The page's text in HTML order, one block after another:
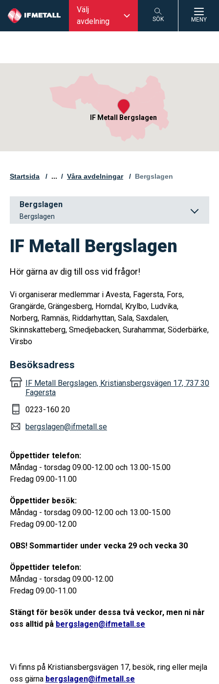
Välj
avdelning
SÖK MENY
IF Metall Bergslagen
Startsida ... Våra avdelningar Aktuell sida:
Bergslagen
Bergslagen
Bergslagen
IF Metall Bergslagen
Hör gärna av dig till oss vid frågor!
Vi organiserar medlemmar i Avesta, Fagersta, Fors,
Grangärde, Grängesberg, Horndal, Krylbo, Ludvika,
Norberg, Ramnäs, Riddarhyttan, Sala, Saxdalen,
Skinnskatteberg, Smedjebacken, Surahammar, Söderbärke,
Virsbo
Besöksadress
IF Metall Bergslagen, Kristiansbergsvägen 17, 737 30
Fagersta
0223-160 20
bergslagen@ifmetall.se
Öppettider telefon:
Måndag - torsdag 09.00-12.00 och 13.00-15.00
Fredag 09.00-11.00
Öppettider besök:
Måndag - torsdag 09.00-12.00 och 13.00-15.00
Fredag 09.00-12.00
OBS! Sommartider under vecka 29 och vecka 30
Öppettider telefon:
Måndag - torsdag 09.00-12.00
Fredag 09.00-11.00
Stängt för besök under dessa två veckor, men ni når
oss alltid på bergslagen@ifmetall.se
Vi finns på Kristiansbergsvägen 17, besök, ring eller mejla
oss gärna bergslagen@ifmetall.se